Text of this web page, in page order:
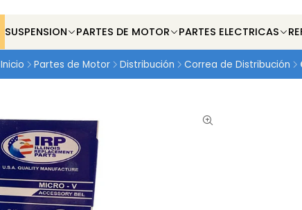
SUSPENSION PARTES DE MOTOR PARTES ELECTRICAS
Inicio Partes de Motor Distribución Correa de Distribución